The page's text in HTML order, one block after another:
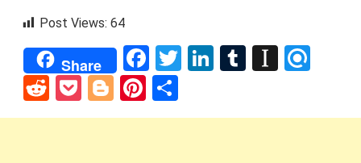
Post Views: 64
Share Facebook
TwitterLinkedIn
Tumblr
RedditPocket
BloggerPinterest